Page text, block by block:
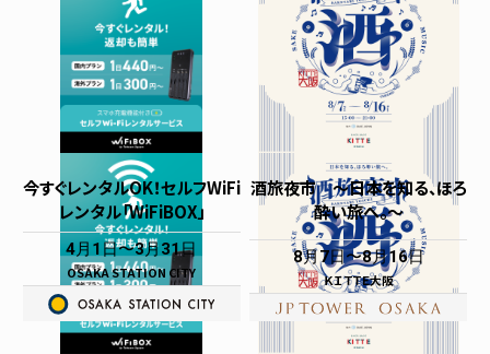
今すぐレンタルOK！セルフWiFi
レンタル「WiFiBOX」
4月1日 3月31日
OSAKA STATION CITY
酒旅夜市 〜日本を知る、ほろ
酔い旅へ。〜
8月7日 8月16日
ＫＩＴＴＥ大阪